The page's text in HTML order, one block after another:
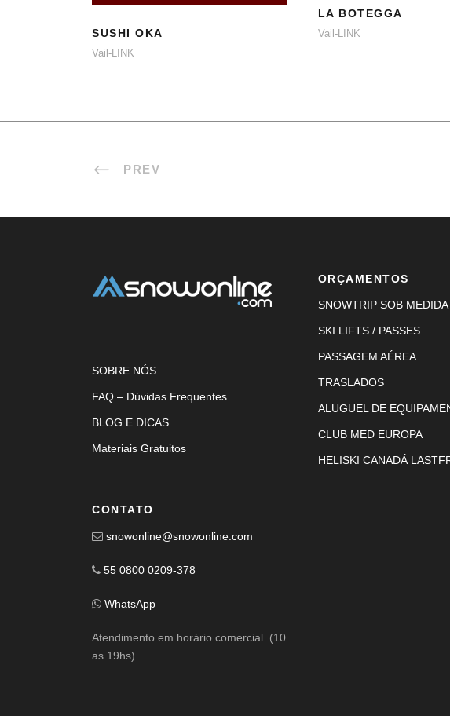
SUSHI OKA
Vail-LINK
LA BOTEGGA
Vail-LINK
PREV
SOBRE NÓS
FAQ – Dúvidas Frequentes
BLOG E DICAS
Materiais Gratuitos
CONTATO
snowonline@snowonline.com
55 0800 0209-378
WhatsApp
Atendimento em horário comercial. (10
as 19hs)
ORÇAMENTOS
SNOWTRIP SOB MEDIDA
SKI LIFTS / PASSES
PASSAGEM AÉREA
TRASLADOS
ALUGUEL DE
CLUB MED EUROPA
HELISKI CANADÁ